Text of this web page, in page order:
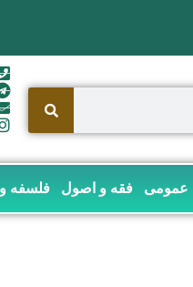
عمومی فقه و اصول فلسفه